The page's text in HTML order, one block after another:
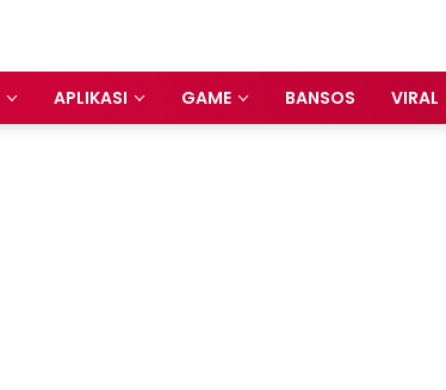
APLIKASI GAME BANSOS VIRAL